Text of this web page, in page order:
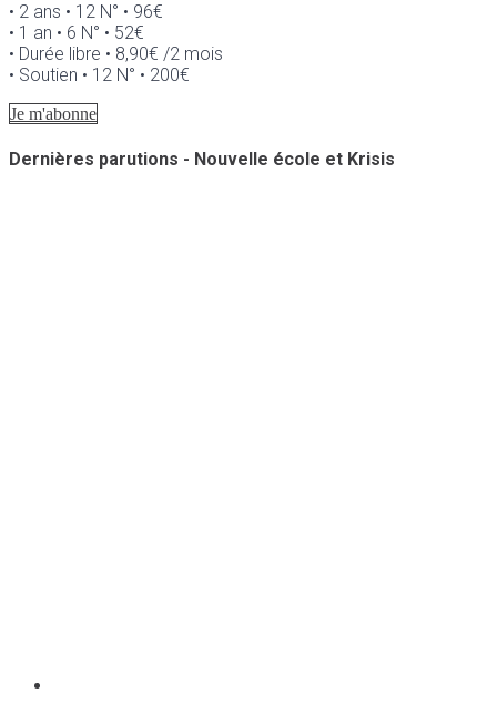
• 2 ans • 12 N° • 96€
• 1 an • 6 N° • 52€
• Durée libre • 8,90€ /2 mois
• Soutien • 12 N° • 200€
Je m'abonne
Dernières parutions - Nouvelle école et Krisis